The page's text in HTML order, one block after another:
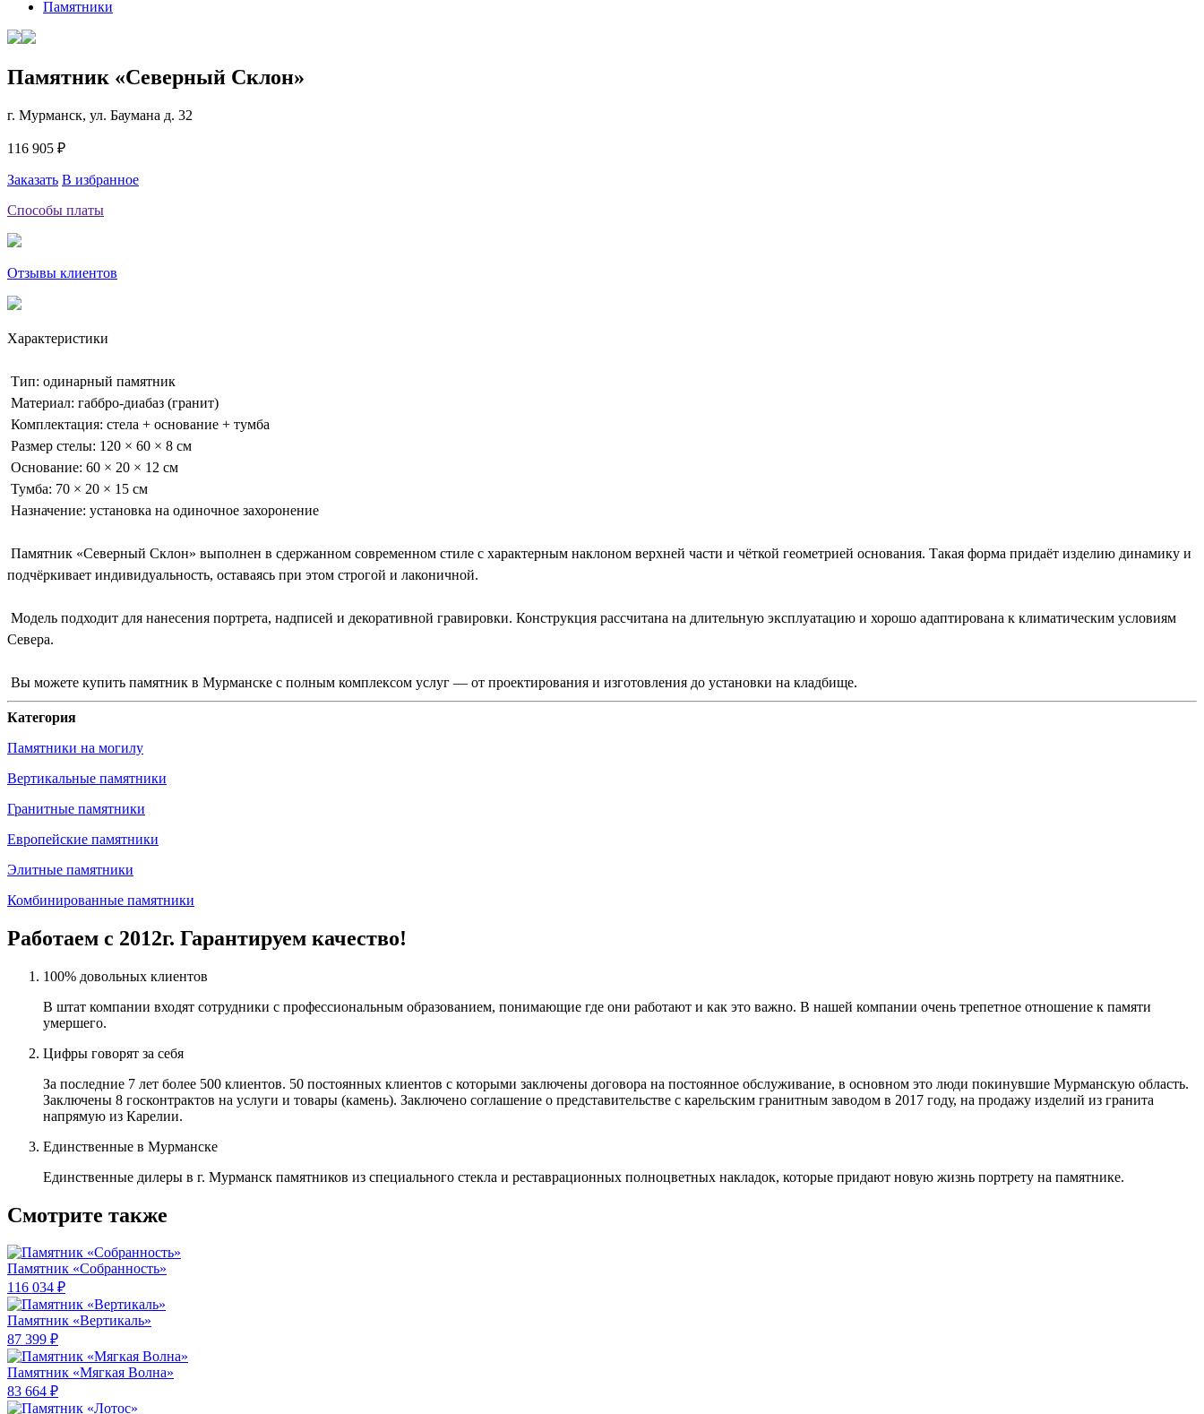
Памятники
Памятник «Северный Склон»
г. Мурманск, ул. Баумана д. 32
116 905 ₽
Заказать В избранное
Способы платы
Отзывы клиентов
Характеристики
Тип: одинарный памятник
Материал: габбро-диабаз (гранит)
Комплектация: стела + основание + тумба
Размер стелы: 120 × 60 × 8 см
Основание: 60 × 20 × 12 см
Тумба: 70 × 20 × 15 см
Назначение: установка на одиночное захоронение
Памятник «Северный Склон» выполнен в сдержанном современном стиле с характерным наклоном верхней части и чёткой геометрией основания. Такая форма придаёт изделию динамику и
подчёркивает индивидуальность, оставаясь при этом строгой и лаконичной.
Модель подходит для нанесения портрета, надписей и декоративной гравировки. Конструкция рассчитана на длительную эксплуатацию и хорошо адаптирована к климатическим условиям
Севера.
Вы можете купить памятник в Мурманске с полным комплексом услуг — от проектирования и изготовления до установки на кладбище.
Категория
Памятники на могилу
Вертикальные памятники
Гранитные памятники
Европейские памятники
Элитные памятники
Комбинированные памятники
Работаем с 2012г. Гарантируем качество!
100% довольных клиентов
В штат компании входят сотрудники с профессиональным образованием, понимающие где они работают и как это важно. В нашей компании очень трепетное отношение к памяти
умершего.
Цифры говорят за себя
За последние 7 лет более 500 клиентов. 50 постоянных клиентов с которыми заключены договора на постоянное обслуживание, в основном это люди покинувшие Мурманскую область.
Заключены 8 госконтрактов на услуги и товары (камень). Заключено соглашение о представительстве с карельским гранитным заводом в 2017 году, на продажу изделий из гранита
напрямую из Карелии.
Единственные в Мурманске
Единственные дилеры в г. Мурманск памятников из специального стекла и реставрационных полноцветных накладок, которые придают новую жизнь портрету на памятнике.
Смотрите также
Памятник «Собранность»
116 034 ₽
Памятник «Вертикаль»
87 399 ₽
Памятник «Мягкая Волна»
83 664 ₽